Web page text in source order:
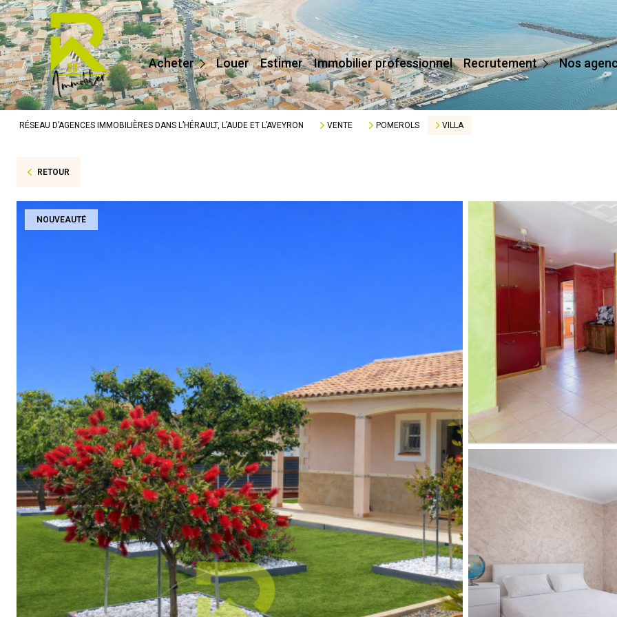
Acheter
Maisons / Villas
Appartements
Terrains
Prestige
Autres
Louer Estimer Immobilier professionnel Recrutement
Devenir Conseiller
Affilier Mon Agence
Je Crée Mon Agence
Nos
RÉSEAU D’AGENCES IMMOBILIÈRES DANS L’HÉRAULT, L’AUDE ET L’AVEYRON VENTE POMEROLS VILLA
RETOUR
NOUVEAUTÉ